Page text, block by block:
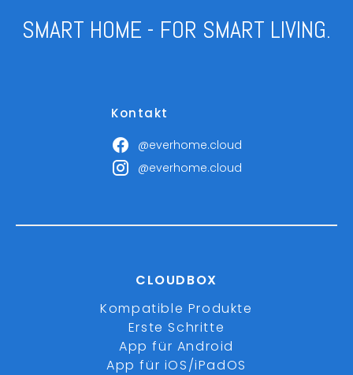
SMART HOME - FOR SMART LIVING.
Kontakt
@everhome.cloud
@everhome.cloud
CLOUDBOX
Kompatible Produkte
Erste Schritte
App für Android
App für iOS/iPadOS